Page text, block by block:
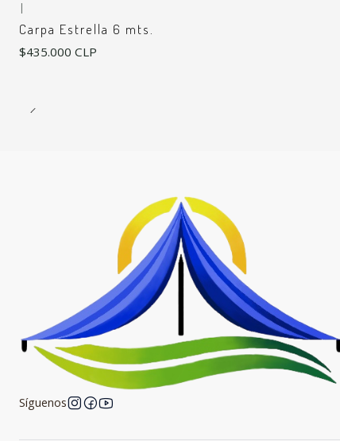
|
Carpa Estrella 6 mts.
$435.000 CLP
Síguenos